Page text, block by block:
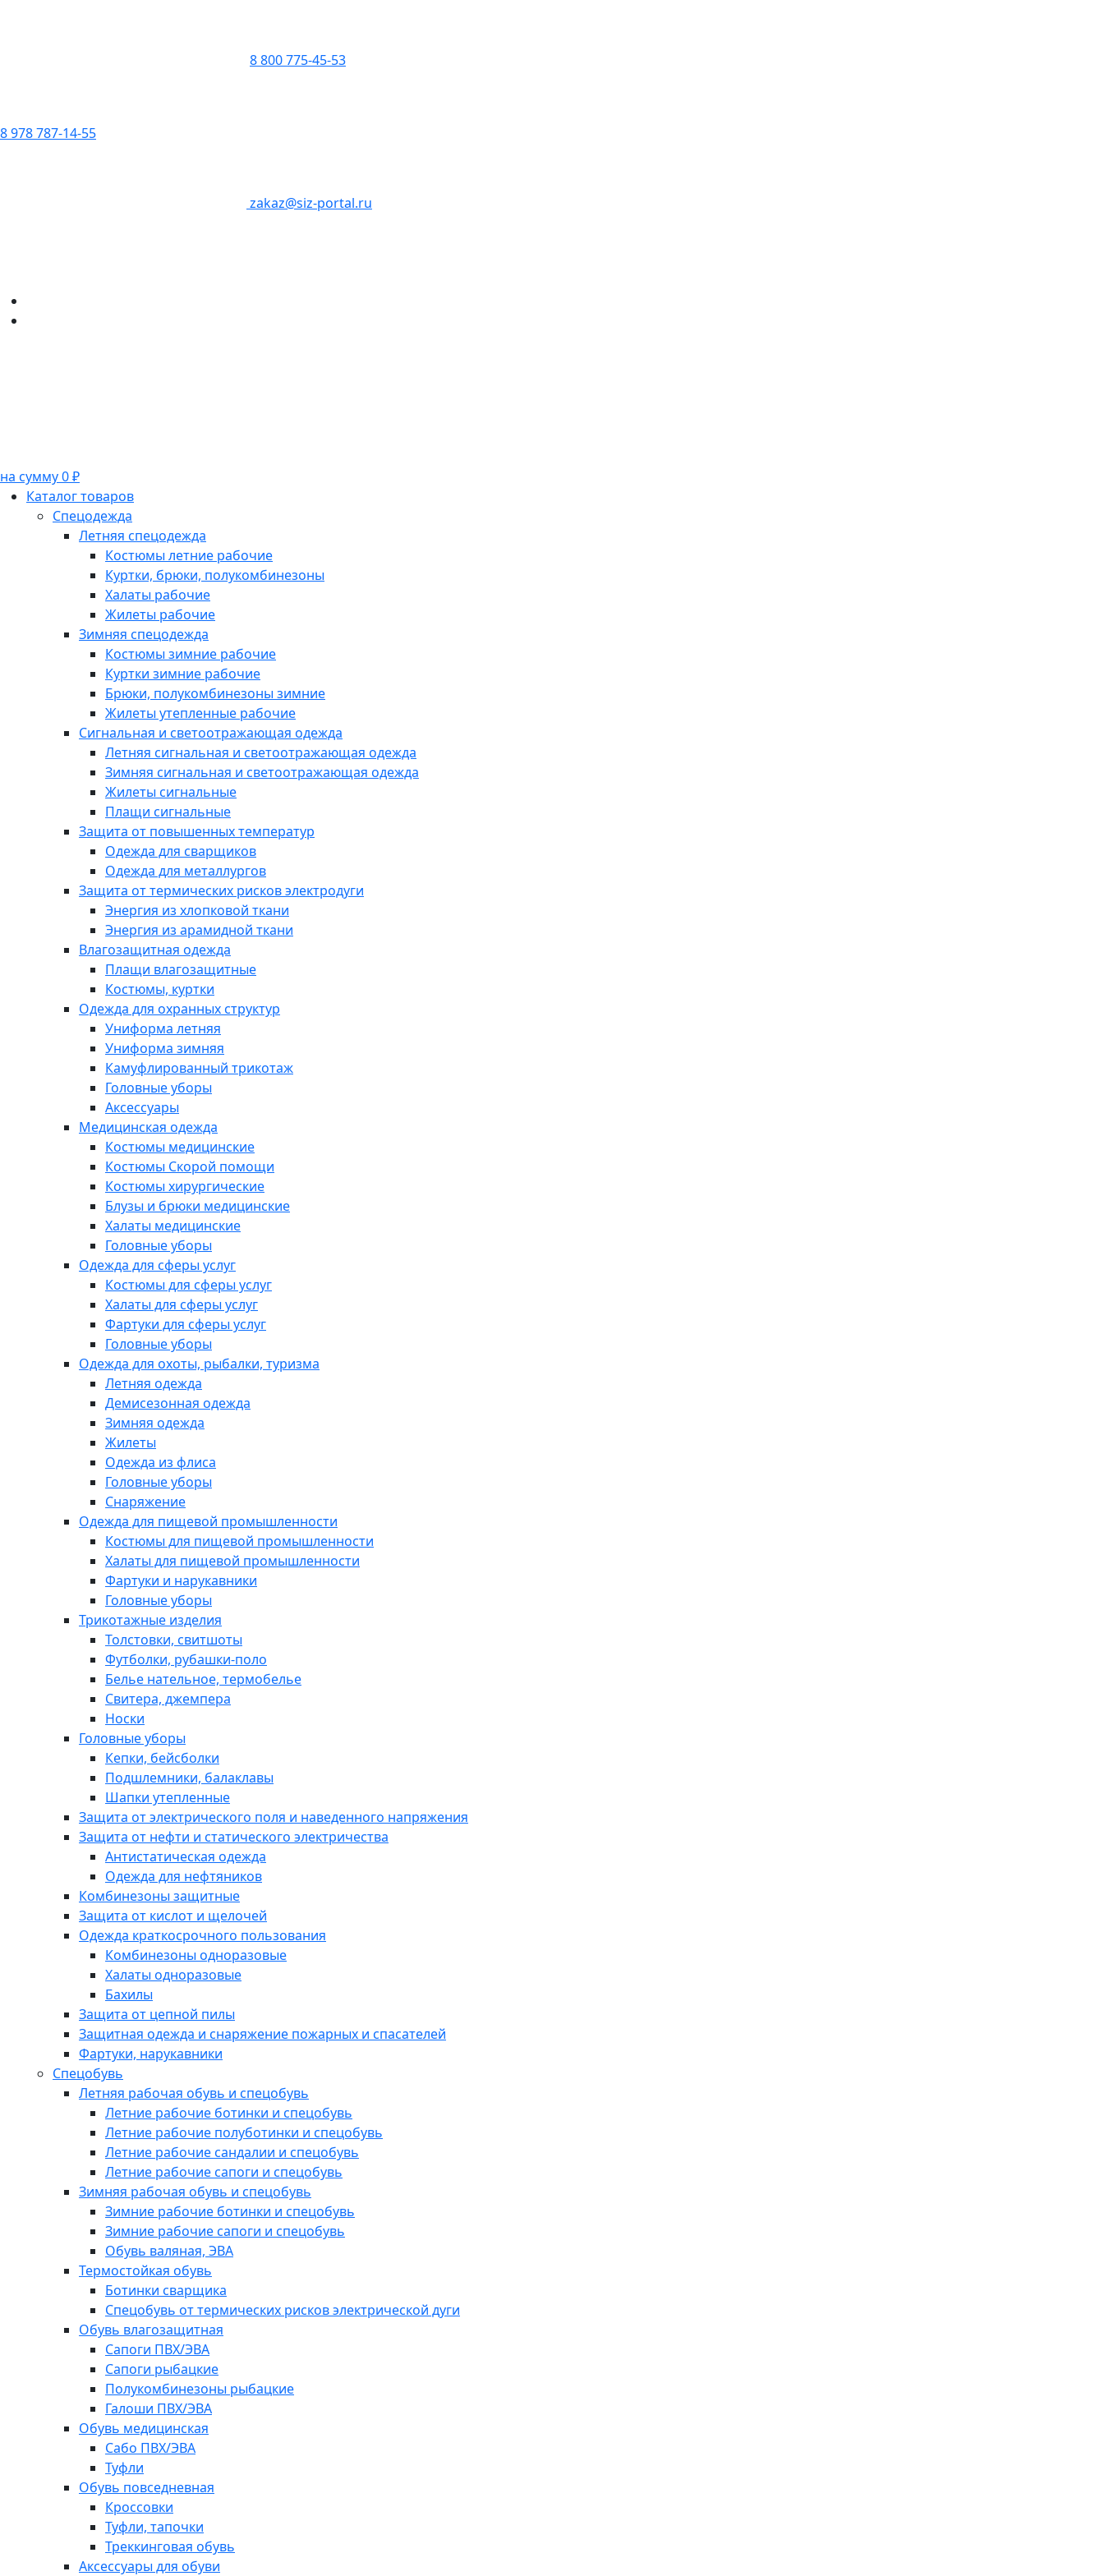
8 800 775-45-53
8 978 787-14-55
zakaz@siz-portal.ru
на сумму 0 ₽
Каталог товаров
Спецодежда
Летняя спецодежда
Костюмы летние рабочие
Куртки, брюки, полукомбинезоны
Халаты рабочие
Жилеты рабочие
Зимняя спецодежда
Костюмы зимние рабочие
Куртки зимние рабочие
Брюки, полукомбинезоны зимние
Жилеты утепленные рабочие
Сигнальная и светоотражающая одежда
Летняя сигнальная и светоотражающая одежда
Зимняя сигнальная и светоотражающая одежда
Жилеты сигнальные
Плащи сигнальные
Защита от повышенных температур
Одежда для сварщиков
Одежда для металлургов
Защита от термических рисков электродуги
Энергия из хлопковой ткани
Энергия из арамидной ткани
Влагозащитная одежда
Плащи влагозащитные
Костюмы, куртки
Одежда для охранных структур
Униформа летняя
Униформа зимняя
Камуфлированный трикотаж
Головные уборы
Аксессуары
Медицинская одежда
Костюмы медицинские
Костюмы Скорой помощи
Костюмы хирургические
Блузы и брюки медицинские
Халаты медицинские
Головные уборы
Одежда для сферы услуг
Костюмы для сферы услуг
Халаты для сферы услуг
Фартуки для сферы услуг
Головные уборы
Одежда для охоты, рыбалки, туризма
Летняя одежда
Демисезонная одежда
Зимняя одежда
Жилеты
Одежда из флиса
Головные уборы
Снаряжение
Одежда для пищевой промышленности
Костюмы для пищевой промышленности
Халаты для пищевой промышленности
Фартуки и нарукавники
Головные уборы
Трикотажные изделия
Толстовки, свитшоты
Футболки, рубашки-поло
Белье нательное, термобелье
Свитера, джемпера
Носки
Головные уборы
Кепки, бейсболки
Подшлемники, балаклавы
Шапки утепленные
Защита от электрического поля и наведенного напряжения
Защита от нефти и статического электричества
Антистатическая одежда
Одежда для нефтяников
Комбинезоны защитные
Защита от кислот и щелочей
Одежда краткосрочного пользования
Комбинезоны одноразовые
Халаты одноразовые
Бахилы
Защита от цепной пилы
Защитная одежда и снаряжение пожарных и спасателей
Фартуки, нарукавники
Спецобувь
Летняя рабочая обувь и спецобувь
Летние рабочие ботинки и спецобувь
Летние рабочие полуботинки и спецобувь
Летние рабочие сандалии и спецобувь
Летние рабочие сапоги и спецобувь
Зимняя рабочая обувь и спецобувь
Зимние рабочие ботинки и спецобувь
Зимние рабочие сапоги и спецобувь
Обувь валяная, ЭВА
Термостойкая обувь
Ботинки сварщика
Спецобувь от термических рисков электрической дуги
Обувь влагозащитная
Сапоги ПВХ/ЭВА
Сапоги рыбацкие
Полукомбинезоны рыбацкие
Галоши ПВХ/ЭВА
Обувь медицинская
Сабо ПВХ/ЭВА
Туфли
Обувь повседневная
Кроссовки
Туфли, тапочки
Треккинговая обувь
Аксессуары для обуви